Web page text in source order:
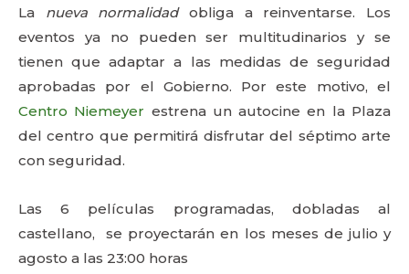
La nueva normalidadobliga a reinventarse. Los
eventos ya no pueden ser multitudinarios y se
tienen que adaptar a las medidas de seguridad
aprobadas por el Gobierno. Por este motivo, el
Centro Niemeyer estrena un autocine en la Plaza
del centro que permitirá disfrutar del séptimo arte
con seguridad.
Las 6 películas programadas, dobladas al
castellano, se proyectarán en los meses de julio y
agosto a las 23:00 horas